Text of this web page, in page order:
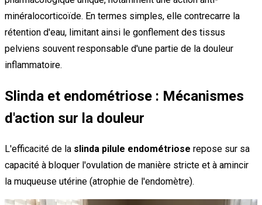
minéralocorticoïde. En termes simples, elle contrecarre la
rétention d'eau, limitant ainsi le gonflement des tissus
pelviens souvent responsable d'une partie de la douleur
inflammatoire.
Slinda et endométriose : Mécanismes
d'action sur la douleur
L'efficacité de la slinda pilule endométriose repose sur sa
capacité à bloquer l'ovulation de manière stricte et à amincir
la muqueuse utérine (atrophie de l'endomètre).